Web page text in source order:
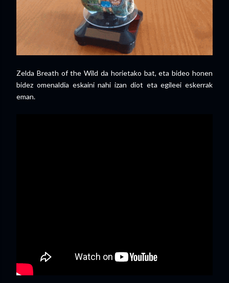
Zelda Breath of the Wild da horietako bat, eta bideo honen
bidez omenaldia eskaini nahi izan diot eta egileei eskerrak
eman.